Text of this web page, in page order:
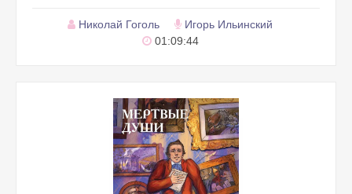
Николай Гоголь
Игорь Ильинский
01:09:44